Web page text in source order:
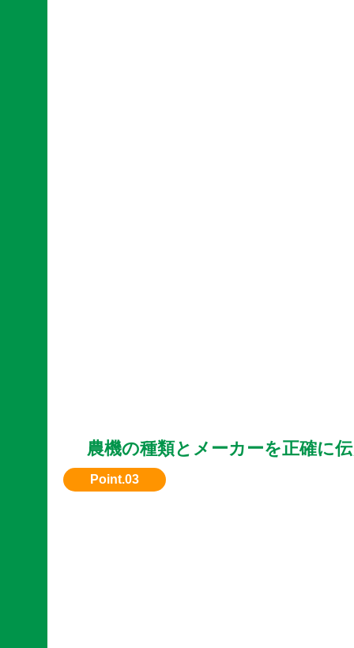
農機の種類とメーカーを正確に
機種名や型式などが明確にお伝えください。